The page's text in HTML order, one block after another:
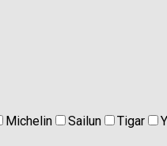
Michelin Sailun Tigar